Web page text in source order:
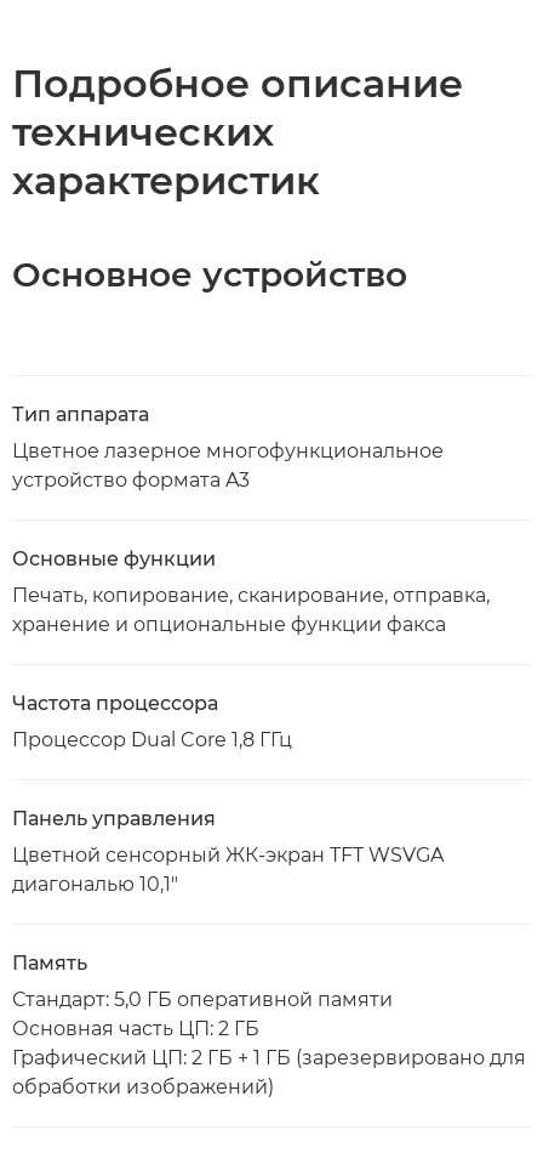
Подробное описание
технических
характеристик
Основное устройство
Тип аппарата
Цветное лазерное многофункциональное
устройство формата A3
Основные функции
Печать, копирование, сканирование, отправка,
хранение и опциональные функции факса
Частота процессора
Процессор Dual Core 1,8 ГГц
Панель управления
Цветной сенсорный ЖК-экран TFT WSVGA
диагональю 10,1"
Память
Стандарт: 5,0 ГБ оперативной памяти
Основная часть ЦП: 2 ГБ
Графический ЦП: 2 ГБ + 1 ГБ (зарезервировано для
обработки изображений)